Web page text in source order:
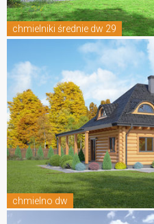
chmielniki średnie dw 29
chmielno dw